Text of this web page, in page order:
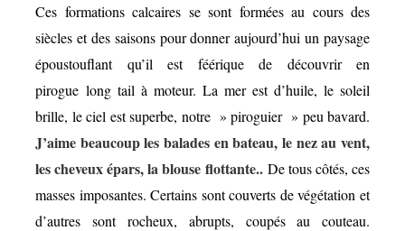
Ces formations calcaires se sont formées au cours des
siècles et des saisons pour donner aujourd’hui un paysage
époustouflant qu’il est féérique de découvrir en
pirogue long tail à moteur. La mer est d’huile, le soleil
brille, le ciel est superbe, notre » piroguier » peu bavard.
J’aime beaucoup les balades en bateau, le nez au vent,
les cheveux épars, la blouse flottante..De tous côtés, ces
masses imposantes. Certains sont couverts de végétation et
d’autres sont rocheux, abrupts, coupés au couteau.